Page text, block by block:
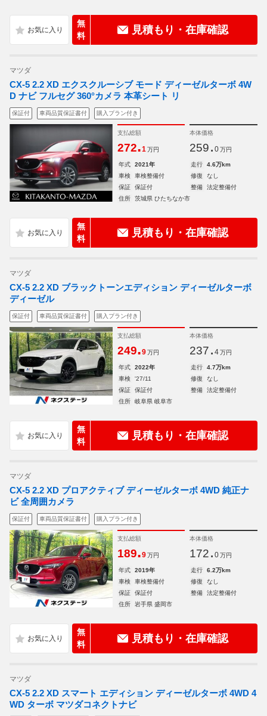
無
料
見積もり・在庫確認
マツダ
CX-5 2.2 XD エクスクルーシブ モード ディーゼルターボ 4W
D ナビ フルセグ 360°カメラ 本革シート リ
保証付 車両品質保証書付 購入プラン付き
支払総額
272.1 万円
本体価格
259. 0 万円
年式 2021年 走行
4.6万km
車検
車検整備付 修復
なし
保証
保証付 整備
法定整備付
住所
茨城県 ひたちなか市
無
料
見積もり・在庫確認
マツダ
CX-5 2.2 XD ブラックトーンエディション ディーゼルターボ
ディーゼル
保証付 車両品質保証書付 購入プラン付き
支払総額
249.9 万円
本体価格
237. 4 万円
年式 2022年 走行
4.7万km
車検
'27/11 修復
なし
保証
保証付 整備
法定整備付
住所
岐阜県 岐阜市
無
料
見積もり・在庫確認
マツダ
CX-5 2.2 XD プロアクティブ ディーゼルターボ 4WD 純正ナ
ビ 全周囲カメラ
保証付 車両品質保証書付 購入プラン付き
支払総額
189.9 万円
本体価格
172. 0 万円
年式 2019年 走行
6.2万km
車検
車検整備付 修復
なし
保証
保証付 整備
法定整備付
住所
岩手県 盛岡市
無
料
見積もり・在庫確認
マツダ
CX-5 2.2 XD スマート エディション ディーゼルターボ 4WD 4
WD ターボ マツダコネクトナビ